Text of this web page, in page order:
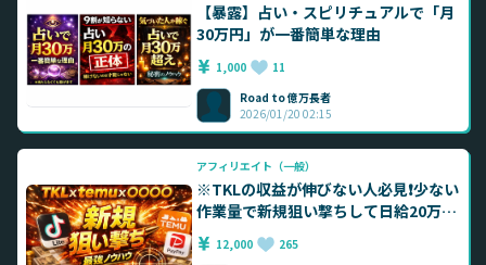
【暴露】占い・スピリチュアルで「月
30万円」が一番簡単な理由
1,000
11
Road to 億万長者
2026/01/20 02:15
アフィリエイト（一般）
※TKLの収益が伸びない人必見❗️少ない
作業量で新規狙い撃ちして日給20万🔥
🔥🔥12,000
265